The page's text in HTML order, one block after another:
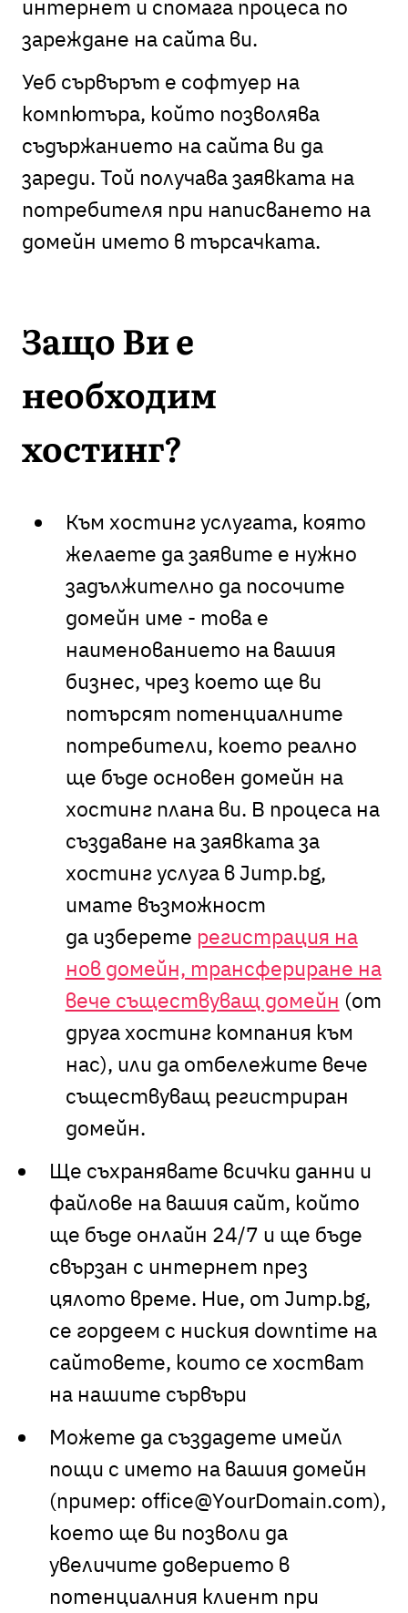
интернет и спомага процеса по
зареждане на сайта ви.
Уеб сървърът е софтуер на
компютъра, който позволява
съдържанието на сайта ви да
зареди. Той получава заявката на
потребителя при написването на
домейн името в търсачката.
Защо Ви е
необходим
хостинг?
Към хостинг услугата, която
желаете да заявите е нужно
задължително да посочите
домейн име - това е
наименованието на вашия
бизнес, чрез което ще ви
потърсят потенциалните
потребители, което реално
ще бъде основен домейн на
хостинг плана ви. В процеса на
създаване на заявката за
хостинг услуга в Jump.bg,
имате възможност
да изберете регистрация на
нов домейн, трансфериране на
вече съществуващ домейн (от
друга хостинг компания към
нас), или да отбележите вече
съществуващ регистриран
домейн.
Ще съхранявате всички данни и
файлове на вашия сайт, който
ще бъде онлайн 24/7 и ще бъде
свързан с интернет през
цялото време. Ние, от Jump.bg,
се гордеем с ниския downtime на
сайтовете, които се хостват
на нашите сървъри
Можете да създадете имейл
пощи с името на вашия домейн
(пример: office@YourDomain.com),
което ще ви позволи да
увеличите доверието в
потенциалния клиент при